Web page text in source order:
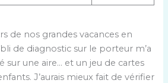
de nos grandes vacances en
de diagnostic sur le porteur m’a
sur une aire… et un jeu de cartes
J’aurais mieux fait de vérifier